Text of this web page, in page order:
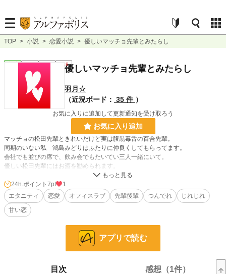
TOP > 小説 > 恋愛小説 > 優しいマッチョ先輩とみたらし
完結 長編 R18優しいマッチョ先輩とみたらし
羽月☆
（近況ボード： 35 件 ）
お気に入りに追加して更新通知を受け取ろう
お気に入り追加
マッチョの松田先輩ときれいだけど実は腹黒毒舌の百合先輩。
同期のいない私 鴻島みどりはふたりに仲良くしてもらってます。
会社でも並びの席で、飲み会でもたいてい三人一緒にいて。
優しい松田先輩にはお酒を勧められます。
飲み足りない顔をしてると思います。だって私は飲めるんです！
だけど三杯まで、お外では三杯までって決めてます。
今日も部屋で一人二次会。
だって恋活中の私はあふれる期待を胸に参加した飲み会で・・・まったく意識も
されず。
なかなかうまくいかない恋活中の私。
長い間掲げていた恋活中の看板、やっと下ろすことが出来ます。
24h.ポイント 7pt
1
エタニティ
恋愛 オフィスラブ 先輩後輩 つんでれ
じれじれ
甘い恋
アプリで読む
目次 感想（1件）